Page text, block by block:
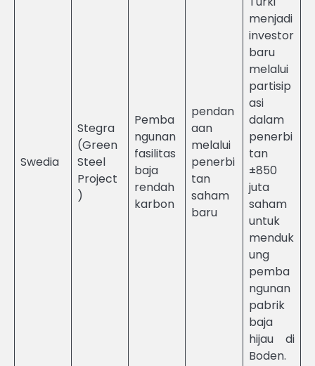
Swedia
Stegra
(Green
Steel
Project
)
Pemba
ngunan
fasilitas
baja
rendah
karbon
pendan
aan
melalui
penerbi
tan
saham
baru
menjadi
investor
baru
melalui
partisip
asi
dalam
penerbi
tan
±850
juta
saham
untuk
menduk
ung
pemba
ngunan
pabrik
baja
hijau di
Boden.